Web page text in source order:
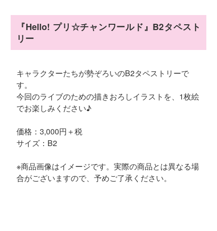
『Hello! プリ☆チャンワールド』B2タペスト
リー
キャラクターたちが勢ぞろいのB2タペストリーで
す。
今回のライブのための描きおろしイラストを、1枚絵
でお楽しみください♪
価格：3,000円＋税
サイズ：B2
※商品画像はイメージです。実際の商品とは異なる場
合がございますので、予めご了承ください。